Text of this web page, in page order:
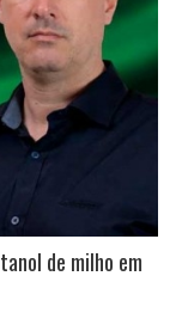
de milho em